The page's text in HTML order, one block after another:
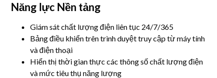
Năng lực Nền tảng
Giám sát chất lượng điện liên tục 24/7/365
Bảng điều khiển trên trình duyệt truy cập từ máy tính
và điện thoại
Hiển thị thời gian thực các thông số chất lượng điện
và mức tiêu thụ năng lượng